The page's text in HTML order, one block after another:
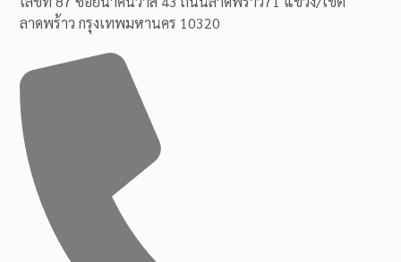
ลาดพร้าว กรุงเทพมหานคร 10320